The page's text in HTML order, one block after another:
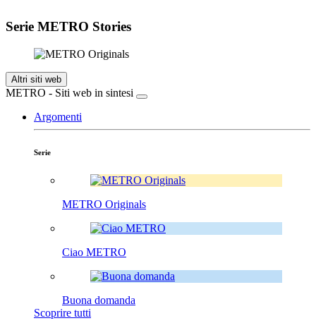
Serie METRO Stories
Altri siti web
METRO - Siti web in sintesi
Argomenti
Serie
METRO Originals
Ciao METRO
Buona domanda
Scoprire tutti